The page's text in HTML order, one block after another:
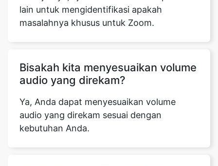
lain untuk mengidentifikasi apakah
masalahnya khusus untuk Zoom.
Bisakah kita menyesuaikan volume
audio yang direkam?
Ya, Anda dapat menyesuaikan volume
audio yang direkam sesuai dengan
kebutuhan Anda.